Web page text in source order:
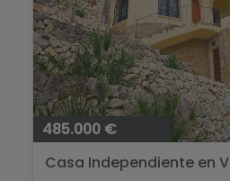
485.000 €
Casa Independiente en